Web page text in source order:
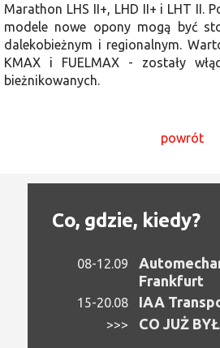
Marathon LHS II+, LHD II+ i LHT II.
modele nowe opony mogą być
dalekobieżnym i regionalnym.
KMAX i FUELMAX - zostały
bieżnikowanych.
powrót
Co, gdzie, kiedy?
08-12.09
Frankfurt
15-20.08 IAA
>>> CO JUŻ